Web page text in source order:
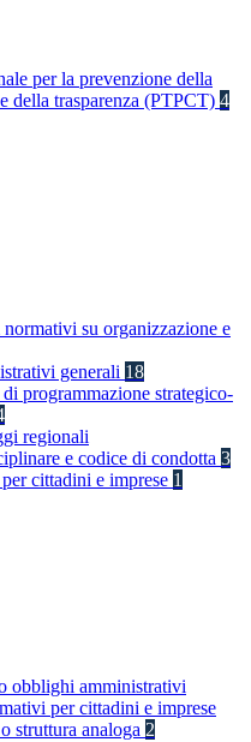
per la prevenzione della
della trasparenza (PTPCT) 4
su organizzazione e
generali 18
programmazione strategico-
regionali
e codice di condotta 3
cittadini e imprese 1
obblighi amministrativi
per cittadini e imprese
struttura analoga 2